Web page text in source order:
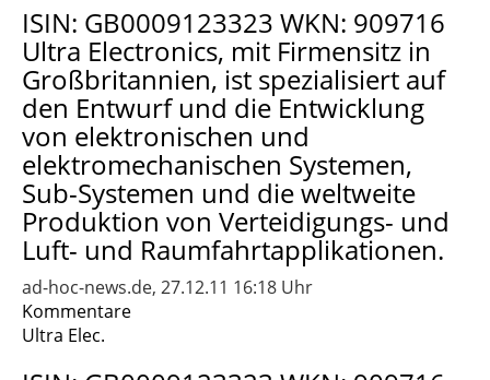
ISIN: GB0009123323 WKN: 909716
Ultra Electronics, mit Firmensitz in
Großbritannien, ist spezialisiert auf
den Entwurf und die Entwicklung
von elektronischen und
elektromechanischen Systemen,
Sub-Systemen und die weltweite
Produktion von Verteidigungs- und
Luft- und Raumfahrtapplikationen.
ad-hoc-news.de, 27.12.11 16:18 Uhr
Kommentare
Ultra Elec.